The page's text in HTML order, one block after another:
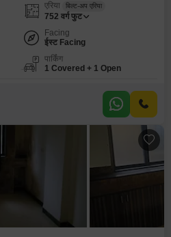
एरिया बिल्ट-अप एरिया
752 वर्ग फुट
Facing
ईस्ट Facing
पार्किंग
1 Covered + 1 Open